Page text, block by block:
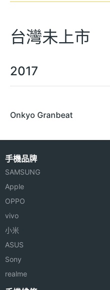
台灣未上市
2017
Onkyo Granbeat
手機品牌
SAMSUNG
Apple
OPPO
vivo
小米
ASUS
Sony
realme